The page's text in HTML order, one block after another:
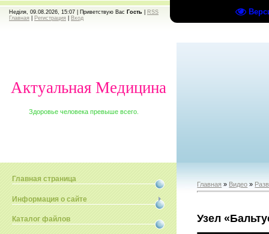
Неділя, 09.08.2026, 15:07 | Приветствую Вас Гость
RSS
Главная
Регистрация Вход
Актуальная Медицина
Здоровье человека превыше всего.
Главная страница
Информация о сайте
Каталог файлов
Главная » Видео »
Узел